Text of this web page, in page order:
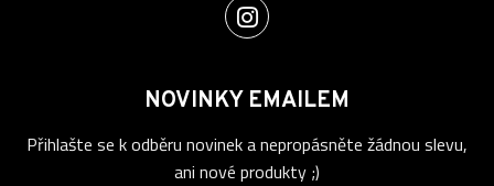
NOVINKY EMAILEM
Přihlašte se k odběru novinek a nepropásněte žádnou slevu,
ani nové produkty ;)